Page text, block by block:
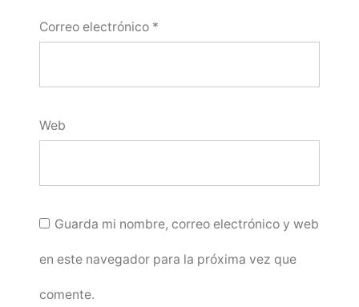
Correo electrónico *
Web
Guarda mi nombre, correo electrónico y web
en este navegador para la próxima vez que
comente.